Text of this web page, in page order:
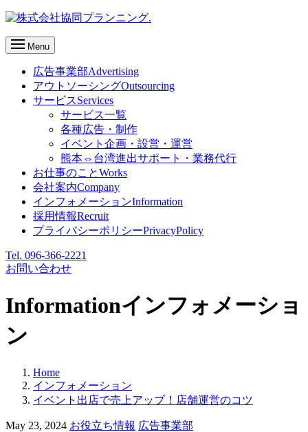
Menu
広告事業部Advertising
アウトソーシングOutsourcing
サービスServices
サービス一覧
各種広告・制作
イベント企画・設営・運営
熊本⇔台湾進出サポート・業務代行
お仕事のことWorks
会社案内Company
インフォメーションInformation
採用情報Recruit
プライバシーポリシーPrivacyPolicy
Tel. 096-366-2221
お問い合わせ
Informationインフォメーショ
ン
Home
インフォメーション
イベント出店で売上アップ！店舗運営のコツ
May 23, 2024 カ
お役立ち情報 広告事業部